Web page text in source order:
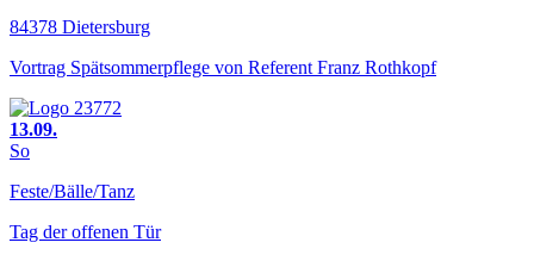
84378 Dietersburg
Vortrag Spätsommerpflege von Referent Franz Rothkopf
13.09.
So
Feste/Bälle/Tanz
Tag der offenen Tür